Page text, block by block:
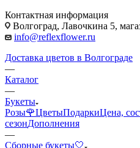
Контактная информация
Волгоград, Лавочкина 5,
info@reflexflower.ru
Доставка цветов в Волгограде
—
Каталог
—
Букеты
Розы🌹ЦветыПодаркиЦена,
сезонДополнения
—
Сборные букеты🤍